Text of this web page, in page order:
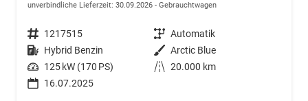
unverbindliche Lieferzeit: 30.09.2026 Gebrauchtwagen
Fahrzeugnummer 1217515 Getriebe Automatik
Kraftstoff Hybrid Benzin Außenfarbe Arctic Blue
Leistung 125 kW (170 PS) Kilometerstand 20.000 km
16.07.2025